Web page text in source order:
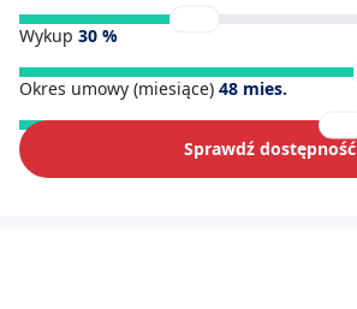
Wykup 30 %
Okres umowy (miesiące) 48 mies.
Sprawdź dostępność